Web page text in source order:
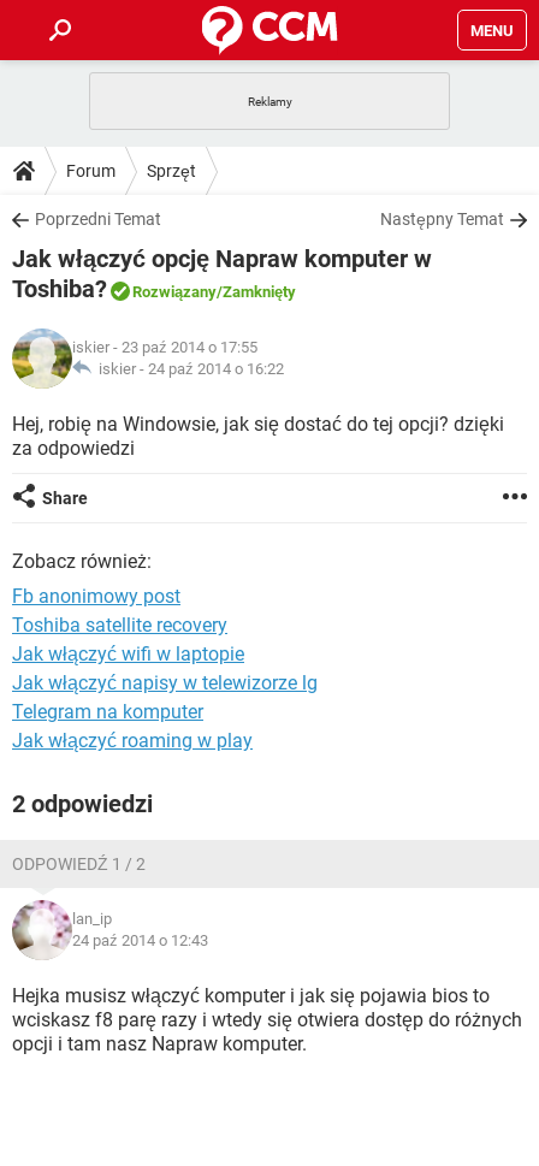
MENU
GRY
SPOTIFY
INSTAGRAM FACEBOOK
WINDOWS 10
PORADY
PlayStation
SPOTIFY
WINDOWS 10
DO POBRANIA
ANDROID TIKTOK
GRY WHATSAPP
IOS
INSTAGRAM
WINDOWS 10
FORUM
GRY
INSTAGRAM
WINDOWS 10
ARTYKUŁY
COVID-19
GRY WHATSAPP
INSTAGRAM
Forum Sprzęt
Poprzedni Temat Następny Temat
Jak włączyć opcję Napraw komputer w
Toshiba?
Rozwiązany/Zamknięty
iskier - 23 paź 2014 o 17:55
iskier - 24 paź 2014 o 16:22
Hej, robię na Windowsie, jak się dostać do tej opcji? dzięki
za odpowiedzi
Share
Zobacz również:
Fb anonimowy post
Toshiba satellite recovery
Jak włączyć wifi w laptopie
Jak włączyć napisy w telewizorze lg
Telegram na komputer
Jak włączyć roaming w play
2 odpowiedzi
ODPOWIEDŹ 1 / 2
lan_ip
24 paź 2014 o 12:43
Hejka musisz włączyć komputer i jak się pojawia bios to
wciskasz f8 parę razy i wtedy się otwiera dostęp do różnych
opcji i tam nasz Napraw komputer.